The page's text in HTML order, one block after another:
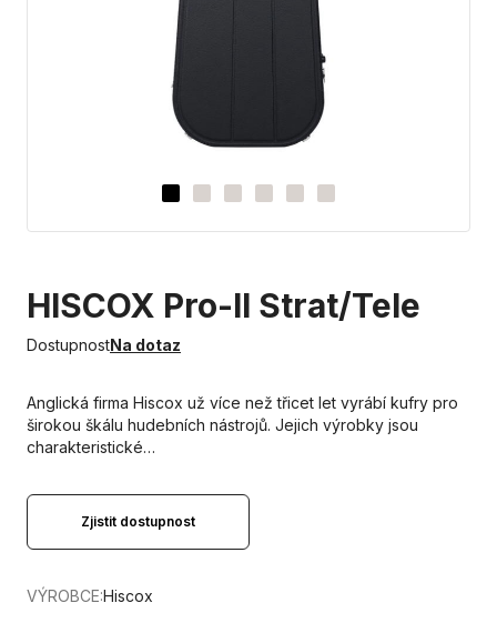
HISCOX Pro-II Strat/Tele
DostupnostNa dotaz
Anglická firma Hiscox už více než třicet let vyrábí kufry pro
širokou škálu hudebních nástrojů. Jejich výrobky jsou
charakteristické…
Zjistit dostupnost
VÝROBCE:Hiscox